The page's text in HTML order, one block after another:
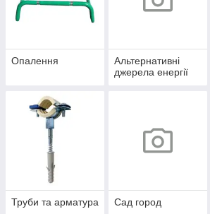
Опалення
Альтернативні
джерела енергії
Труби та арматура Сад город